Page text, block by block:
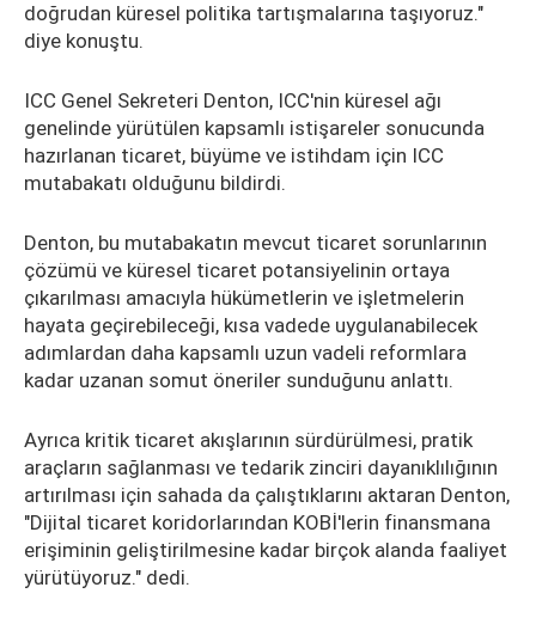
doğrudan küresel politika tartışmalarına taşıyoruz."
diye konuştu.
ICC Genel Sekreteri Denton, ICC'nin küresel ağı
genelinde yürütülen kapsamlı istişareler sonucunda
hazırlanan ticaret, büyüme ve istihdam için ICC
mutabakatı olduğunu bildirdi.
Denton, bu mutabakatın mevcut ticaret sorunlarının
çözümü ve küresel ticaret potansiyelinin ortaya
çıkarılması amacıyla hükümetlerin ve işletmelerin
hayata geçirebileceği, kısa vadede uygulanabilecek
adımlardan daha kapsamlı uzun vadeli reformlara
kadar uzanan somut öneriler sunduğunu anlattı.
Ayrıca kritik ticaret akışlarının sürdürülmesi, pratik
araçların sağlanması ve tedarik zinciri dayanıklılığının
artırılması için sahada da çalıştıklarını aktaran Denton,
"Dijital ticaret koridorlarından KOBİ'lerin finansmana
erişiminin geliştirilmesine kadar birçok alanda faaliyet
yürütüyoruz." dedi.